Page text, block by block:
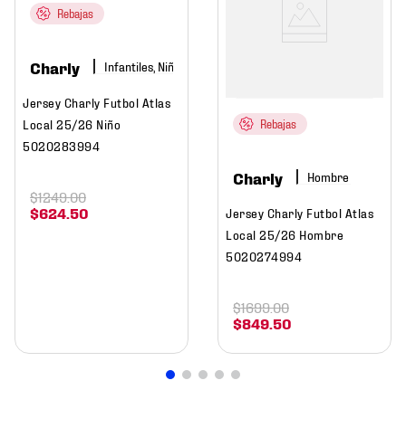
Rebajas
Charly Infantiles, Niño
Jersey Charly Futbol Atlas
Local 25/26 Niño
5020283994
$624.50
$1249.00
Rebajas
Charly Hombre
Jersey Charly Futbol Atlas
Local 25/26 Hombre
5020274994
$849.50
$1699.00